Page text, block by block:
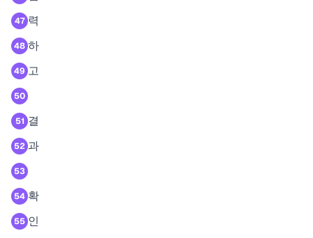
47 력
48 하
49 고
50
51 결
52 과
53
54 확
55 인